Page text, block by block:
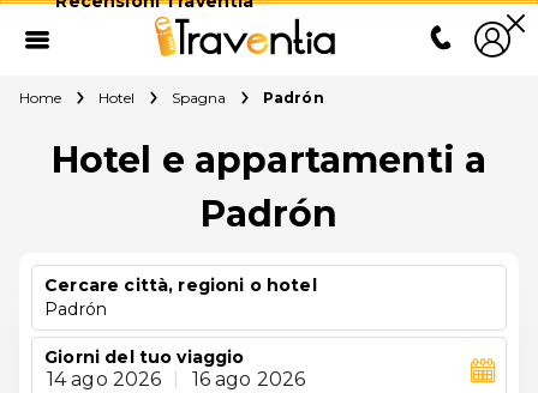
Home Hotel Spagna Padrón
Hotel e appartamenti a
Padrón
Cercare città, regioni o hotel
Padrón
Giorni del tuo viaggio
14 ago 2026 16 ago 2026